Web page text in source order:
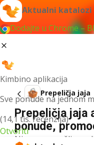
Aktualni katalozi
Dodajte u Chrome –
Kimbino aplikacija
Sve ponude na jednom
(14,1 tis. recenzija)
Otvoriti
Prepeličja jaja
Prepeličja jaja
ponude,
Nismo pronašli